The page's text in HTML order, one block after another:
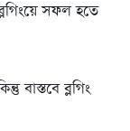
সফল হতে
বাস্তবে ব্লগিং